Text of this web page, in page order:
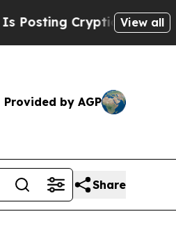
Biblical Messages
View all
Provided by AGP
Share